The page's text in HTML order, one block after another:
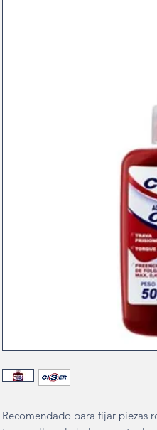
Recomendado para fijar piezas